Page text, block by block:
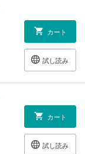
カート
試し読み
カート
試し読み